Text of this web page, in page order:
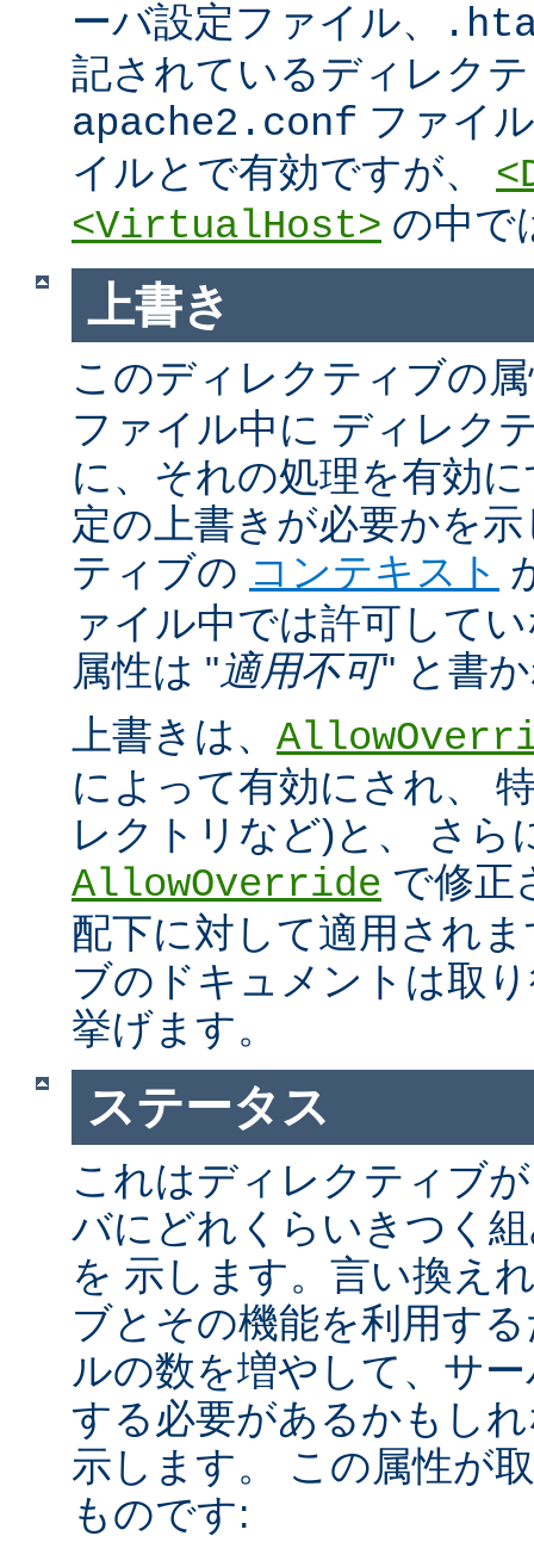
ーバ設定ファイル、
記されているディレク
apache2.conf ファイ
イルとで有効ですが、
<VirtualHost> の中で
上書き
このディレクティブの
ファイル中に ディレク
に、それの処理を有効
定の上書きが必要かを
ティブの コンテキスト
ァイル中では許可して
属性は "適用不可" と書
上書きは、
によって有効にされ、
レクトリなど)と、 さら
AllowOverride で修正
配下に対して適用され
ブのドキュメントは取
挙げます。
ステータス
これはディレクティブ
バにどれくらいきつく
を 示します。言い換え
ブとその機能を利用す
ルの数を増やして、サ
する必要があるかもし
示します。 この属性が
ものです: